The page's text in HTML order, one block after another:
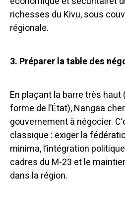
richesses du Kivu, sous
régionale.
3. Préparer la table des
En plaçant la barre très
forme de l’État), Nangaa
gouvernement à négocier.
classique : exiger la
minima, l’intégration
cadres du M-23 et le
dans la région.